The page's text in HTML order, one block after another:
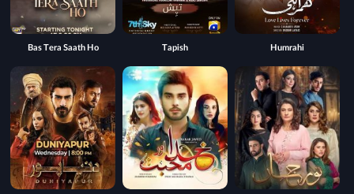
Humrahi
Tapish
Bas Tera Saath Ho